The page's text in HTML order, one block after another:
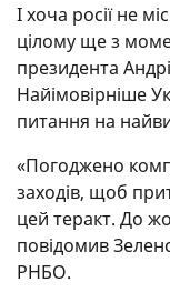
І хоча росії не
цілому ще з
президента
Найімовірніше
питання на
«Погоджено
заходів, щоб
цей теракт. До
повідомив
РНБО.